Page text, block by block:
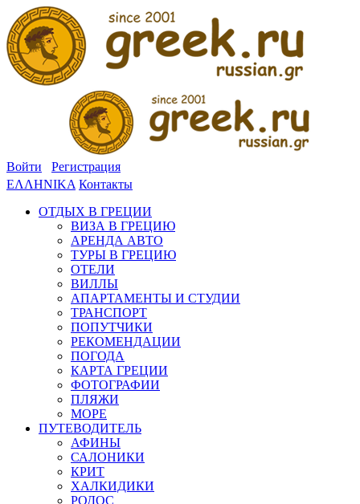
Войти
Регистрация
ΕΛΛΗΝΙΚΑ Контакты
ОТДЫХ В ГРЕЦИИ
ВИЗА В ГРЕЦИЮ
АРЕНДА АВТО
ТУРЫ В ГРЕЦИЮ
ОТЕЛИ
ВИЛЛЫ
АПАРТАМЕНТЫ И СТУДИИ
ТРАНСПОРТ
ПОПУТЧИКИ
РЕКОМЕНДАЦИИ
ПОГОДА
КАРТА ГРЕЦИИ
ФОТОГРАФИИ
ПЛЯЖИ
МОРЕ
ПУТЕВОДИТЕЛЬ
АФИНЫ
САЛОНИКИ
КРИТ
ХАЛКИДИКИ
РОДОС